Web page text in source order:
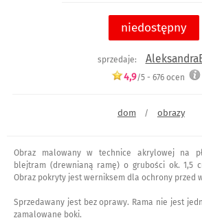
niedostępny
sprzedaje:
4,9/5 - 676 ocen
dom / obrazy
Obraz malowany w technice akrylowej na
blejtram (drewnianą ramę) o grubości ok. 1,5
Obraz pokryty jest werniksem dla ochrony przed
Sprzedawany jest bez oprawy. Rama nie jest
zamalowane boki.